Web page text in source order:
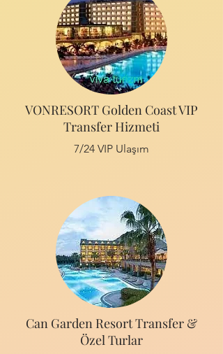
VONRESORT Golden Coast VIP
Transfer Hizmeti
7/24 VIP Ulaşım
Can Garden Resort Transfer &
Özel Turlar